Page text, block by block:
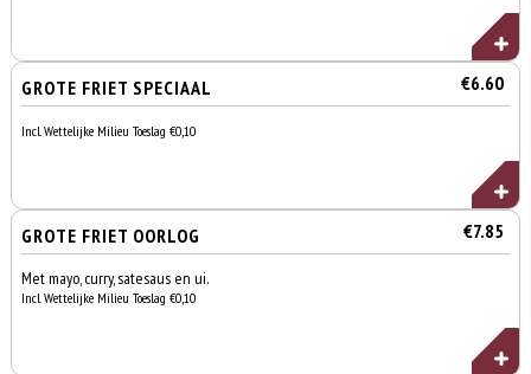
GROTE FRIET SPECIAAL €6.60
Incl. Wettelijke Milieu Toeslag €0,10
GROTE FRIET OORLOG €7.85
Met mayo, curry, satesaus en ui.
Incl. Wettelijke Milieu Toeslag €0,10